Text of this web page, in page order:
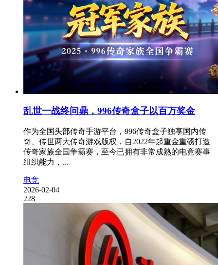
乱世一战终问鼎，996传奇盒子以百万奖金
作为全国头部传奇手游平台，996传奇盒子独享国内传
奇、传世两大传奇游戏版权，自2022年起重金重磅打造
传奇家族全国争霸赛，至今已拥有非常成熟的电竞赛事
组织能力，...
电竞
2026-02-04
228